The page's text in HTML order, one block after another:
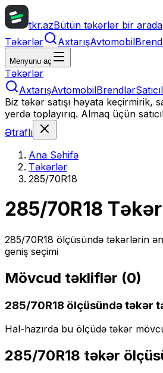
tkr.azBütün təkərlər bir arada
Təkərlər
AxtarışAvtomobil
Menyunu aç
Təkərlər
AxtarışAvtomobilBrendlər
Biz təkər satışı həyata keçirmirik,
yerdə toplayırıq. Almaq üçün
Ətraflı
Ana Səhifə
Təkərlər
285/70R18
285/70R18
285/70R18 ölçüsündə təkərlərin
geniş seçimi
Mövcud təkliflər (0)
285/70R18 ölçüsündə təkər
Hal-hazırda bu ölçüdə təkər
285/70R18 təkər